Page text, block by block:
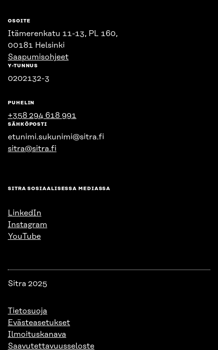
OSOITE
Itämerenkatu 11-13, PL 160,
00181 Helsinki
Saapumisohjeet
Y-TUNNUS
0202132-3
PUHELIN
+358 294 618 991
SÄHKÖPOSTI
etunimi.sukunimi@sitra.fi
sitra@sitra.fi
SITRA SOSIAALISESSA MEDIASSA
LinkedIn
Instagram
YouTube
Sitra 2025
Tietosuoja
Evästeasetukset
Ilmoituskanava
Saavutettavuusseloste